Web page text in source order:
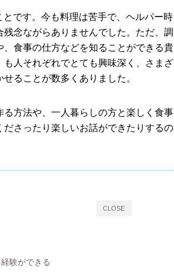
です。今も料理は苦⼿で、ヘルパー時
念ながらありませんでした。ただ、調
⾷事の仕方などを知ることができる貴
⼈それぞれでとても興味深く、さまざ
ることが数多くありました。
方法や、一人暮らしの⽅と楽しく⾷事
さったり楽しいお話ができたりするの
CLOSE
験ができる